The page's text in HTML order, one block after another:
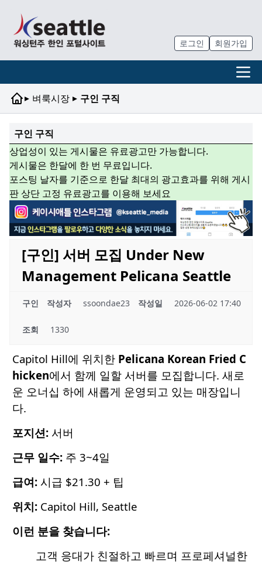
로그인 회원가입
▸ 벼룩시장 ▸ 구인 구직
구인 구직
상업성이 있는 게시물은 유료광고만 가능합니다.
게시물은 한달에 한 번 무료입니다.
포스팅 날자를 기준으로 한달 최대의 광고효과를 위해 게시
판 상단 고정 유료광고를 이용해 보세요
[구인] 서버 모집 Under New
Management Pelicana Seattle
구인 작성자 ssoondae23 작성일 2026-06-02 17:40
조회 1330
Capitol Hill에 위치한 Pelicana Korean Fried C
hicken에서 함께 일할 서버를 모집합니다. 새로
운 오너십 하에 새롭게 운영되고 있는 매장입니
다.
포지션: 서버
근무 일수: 주 3~4일
급여: 시급 $21.30 + 팁
위치: Capitol Hill, Seattle
이런 분을 찾습니다:
고객 응대가 친절하고 빠르며 프로페셔널한